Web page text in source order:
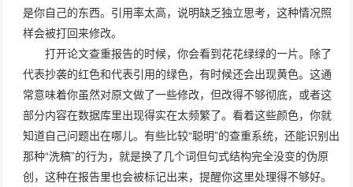
是你自己的东西。引用率太高，说明缺乏独立思考，这种情况照
样会被打回来修改。
打开论文查重报告的时候，你会看到花花绿绿的一片。除了
代表抄袭的红色和代表引用的绿色，有时候还会出现黄色。这通
常意味着你虽然对原文做了一些修改，但改得不够彻底，或者这
部分内容在数据库里出现得实在太频繁了。看着这些颜色，你就
知道自己问题出在哪儿。有些比较“聪明”的查重系统，还能识别出
那种“洗稿”的行为，就是换了几个词但句式结构完全没变的伪原
创，这种在报告里也会被标记出来，提醒你这里处理得不够好。